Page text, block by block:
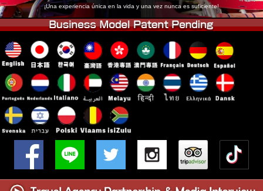
¡Una experiencia única en la vida y una vez nunca es suficiente!